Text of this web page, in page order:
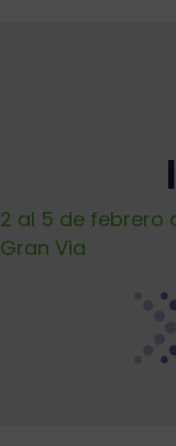
2 al 5 de febrero
Gran Via